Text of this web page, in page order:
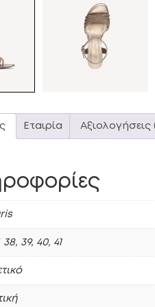
Εταιρία Αξιολογήσεις
38, 39, 40, 41